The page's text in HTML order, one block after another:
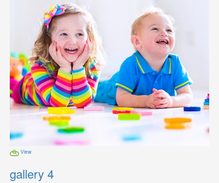
View
gallery 4